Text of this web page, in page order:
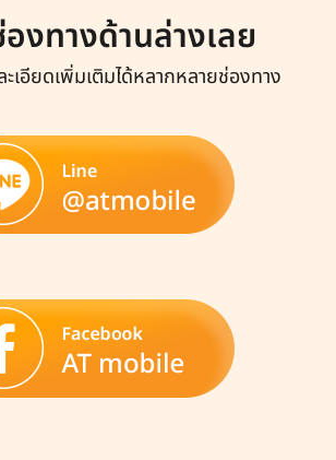
งทางด้านล่างเลย
เอียดเพิ่มเติมได้หลากหลายช่องทาง